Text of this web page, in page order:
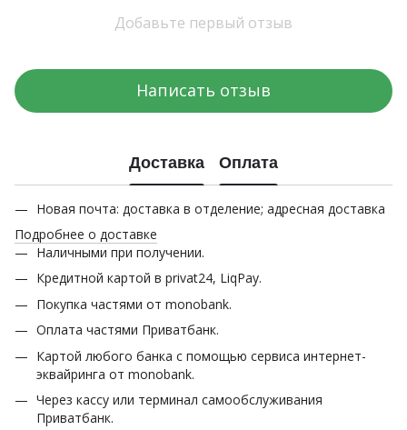
Добавьте первый отзыв
Написать отзыв
Доставка Оплата
Новая почта: доставка в отделение; адресная доставка
Подробнее о доставке
Наличными при получении.
Кредитной картой в privat24, LiqPay.
Покупка частями от monobank.
Оплата частями Приватбанк.
Картой любого банка с помощью сервиса интернет-
эквайринга от monobank.
Через кассу или терминал самообслуживания
Приватбанк.